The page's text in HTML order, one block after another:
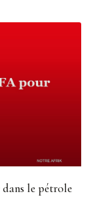
le pétrole